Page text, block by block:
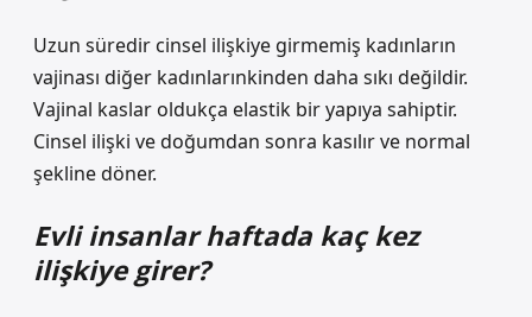
Uzun süredir cinsel ilişkiye girmemiş kadınların
vajinası diğer kadınlarınkinden daha sıkı değildir.
Vajinal kaslar oldukça elastik bir yapıya sahiptir.
Cinsel ilişki ve doğumdan sonra kasılır ve normal
şekline döner.
Evli insanlar haftada kaç kez
ilişkiye girer?